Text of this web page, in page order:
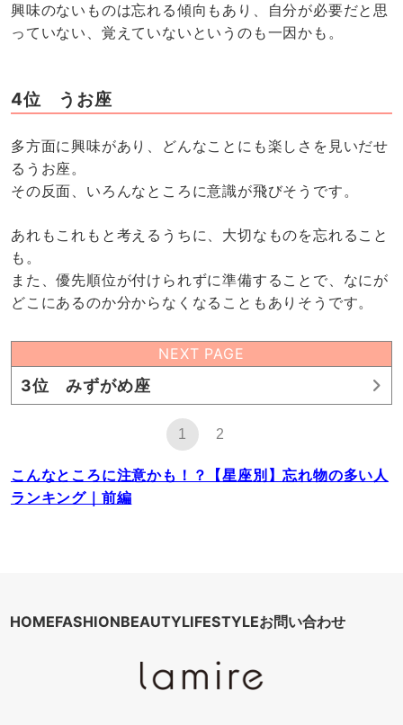
興味のないものは忘れる傾向もあり、自分が必要だと思
っていない、覚えていないというのも一因かも。
4位 うお座
多方面に興味があり、どんなことにも楽しさを見いだせ
るうお座。
その反面、いろんなところに意識が飛びそうです。
あれもこれもと考えるうちに、大切なものを忘れること
も。
また、優先順位が付けられずに準備することで、なにが
どこにあるのか分からなくなることもありそうです。
NEXT PAGE
3位 みずがめ座
1 2
こんなところに注意かも！？【星座別】忘れ物の多い人
ランキング｜前編
HOMEFASHIONBEAUTYLIFESTYLEお問い合わせ